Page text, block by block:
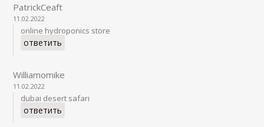
PatrickCeaft
11.02.2022
online hydroponics store
ответить
Williamomike
11.02.2022
dubai desert safari
ответить